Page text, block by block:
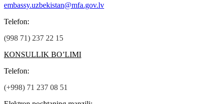
embassy.uzbekistan@mfa.gov.lv
Теlefon:
(998 71) 237 22 15
КОNSULLIK BO’LIMI
Теlefon:
(+998) 71 237 08 51